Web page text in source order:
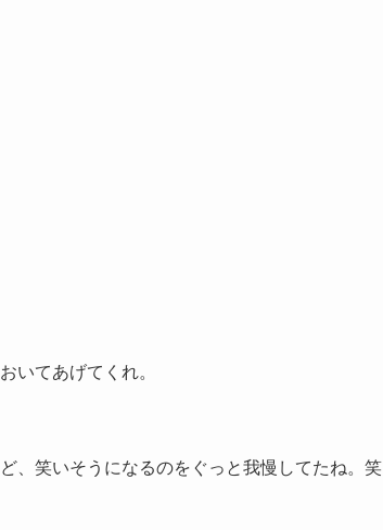
いてあげてくれ。
、笑いそうになるのをぐっと我慢してたね。笑